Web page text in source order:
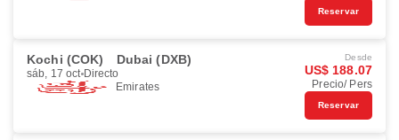
Reservar
Kochi (COK) Dubai (DXB)
sáb, 17 oct Directo
Emirates
Desde
US$ 188.07
Precio/ Pers
Reservar